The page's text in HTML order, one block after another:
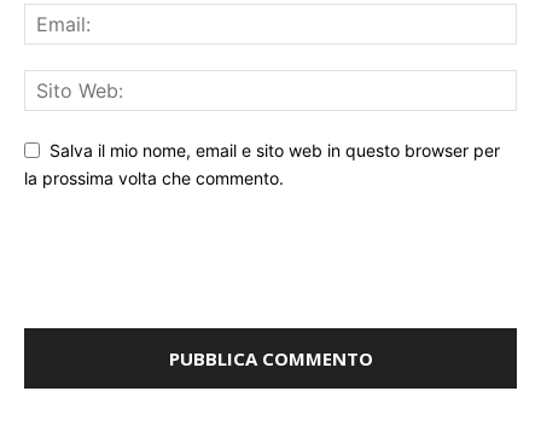
Salva il mio nome, email e sito web in questo browser per
la prossima volta che commento.